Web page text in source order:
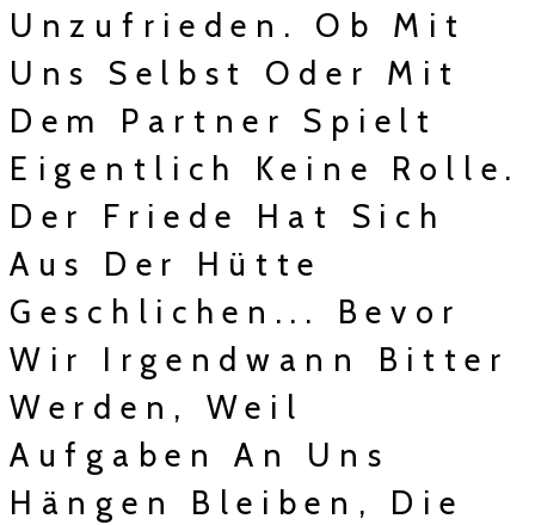
Unzufrieden. Ob Mit
Uns Selbst Oder Mit
Dem Partner Spielt
Eigentlich Keine Rolle.
Der Friede Hat Sich
Aus Der Hütte
Geschlichen... Bevor
Wir Irgendwann Bitter
Werden, Weil
Aufgaben An Uns
Hängen Bleiben, Die